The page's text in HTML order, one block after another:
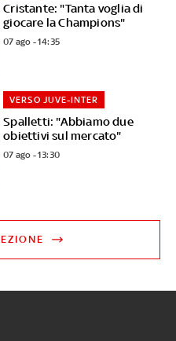
Cristante: "Tanta voglia di
giocare la Champions"
07 ago - 14:35
Spalletti: "Abbiamo due
obiettivi sul mercato"
VERSO JUVE-INTER
07 ago - 13:30